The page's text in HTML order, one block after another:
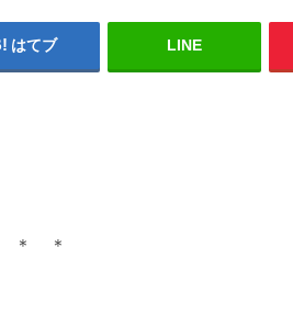
はてブ LINE
＊ ＊